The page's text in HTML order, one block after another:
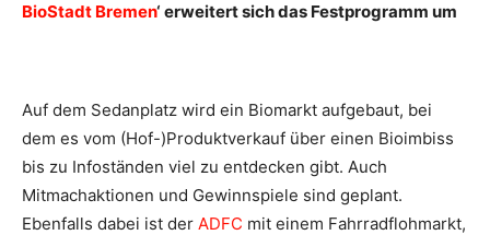
BioStadt Bremen‘ erweitert sich das Festprogramm um
Auf dem Sedanplatz wird ein Biomarkt aufgebaut, bei
dem es vom (Hof-)Produktverkauf über einen Bioimbiss
bis zu Infoständen viel zu entdecken gibt. Auch
Mitmachaktionen und Gewinnspiele sind geplant.
Ebenfalls dabei ist der ADFC mit einem Fahrradflohmarkt,